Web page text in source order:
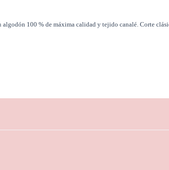
algodón 100 % de máxima calidad y tejido canalé. Corte